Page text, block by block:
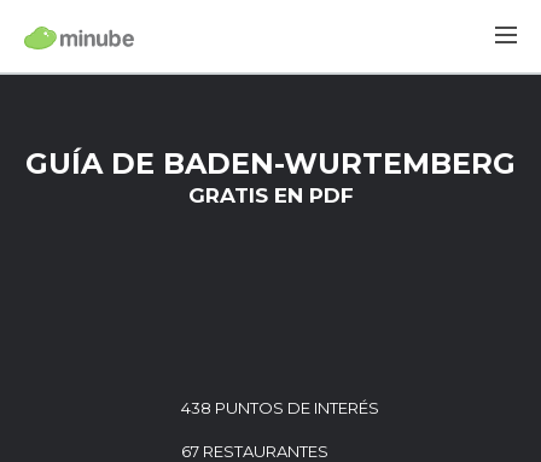
GUÍA DE BADEN-WURTEMBERG
GRATIS EN PDF
438 PUNTOS DE INTERÉS
67 RESTAURANTES